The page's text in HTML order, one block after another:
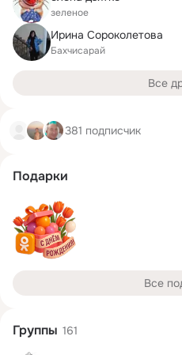
зеленое
Ирина Сороколетова
Бахчисарай
Все
381 подписчик
Подарки
Все
Группы 161